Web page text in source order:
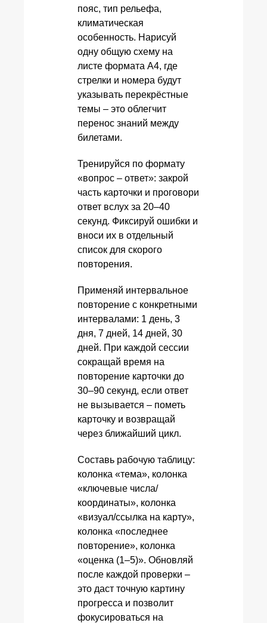
пояс, тип рельефа,
климатическая
особенность. Нарисуй
одну общую схему на
листе формата A4, где
стрелки и номера будут
указывать перекрёстные
темы – это облегчит
перенос знаний между
билетами.
Тренируйся по формату
«вопрос – ответ»: закрой
часть карточки и проговори
ответ вслух за 20–40
секунд. Фиксируй ошибки и
вноси их в отдельный
список для скорого
повторения.
Применяй интервальное
повторение с конкретными
интервалами: 1 день, 3
дня, 7 дней, 14 дней, 30
дней. При каждой сессии
сокращай время на
повторение карточки до
30–90 секунд, если ответ
не вызывается – пометь
карточку и возвращай
через ближайший цикл.
Составь рабочую таблицу:
колонка «тема», колонка
«ключевые числа/
координаты», колонка
«визуал/ссылка на карту»,
колонка «последнее
повторение», колонка
«оценка (1–5)». Обновляй
после каждой проверки –
это даст точную картину
прогресса и позволит
фокусироваться на